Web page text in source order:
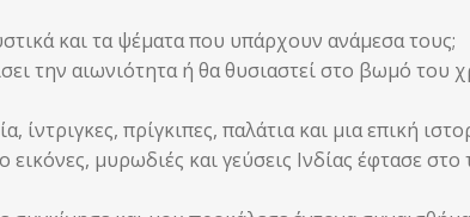
και τα ψέματα που υπάρχουν ανάμεσα τους;
την αιωνιότητα ή θα θυσιαστεί στο βωμό του
πρίγκιπες, παλάτια και μια επική
μυρωδιές και γεύσεις Ινδίας έφτασε στο